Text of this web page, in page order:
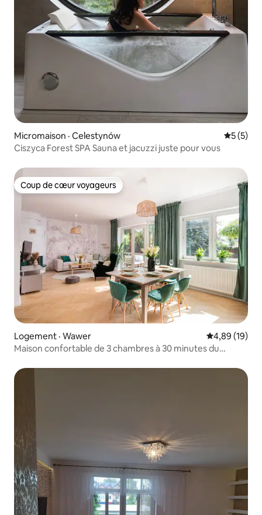
Micromaison · Celestynów Note
5 (5)
Ciszyca Forest SPA Sauna et jacuzzi juste pour vous
Coup de cœur voyageurs
Coup de cœur voyageurs
Logement · Wawer Note
4,89 (19)
Maison confortable de 3 chambres à 30 minutes du